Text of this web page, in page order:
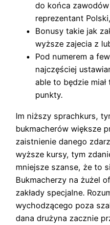
do końca
reprezentant
Bonusy takie jak
wyższe zajecia z
Pod numerem a
najczęściej
able to będzie
punkty.
Im niższy sprachkurs,
bukmacherów większe
zaistnienie danego
wyższe kursy, tym
mniejsze szanse, że to
Bukmacherzy na żużel
zakłady specjalne.
wychodzącego poza
dana drużyna zacznie